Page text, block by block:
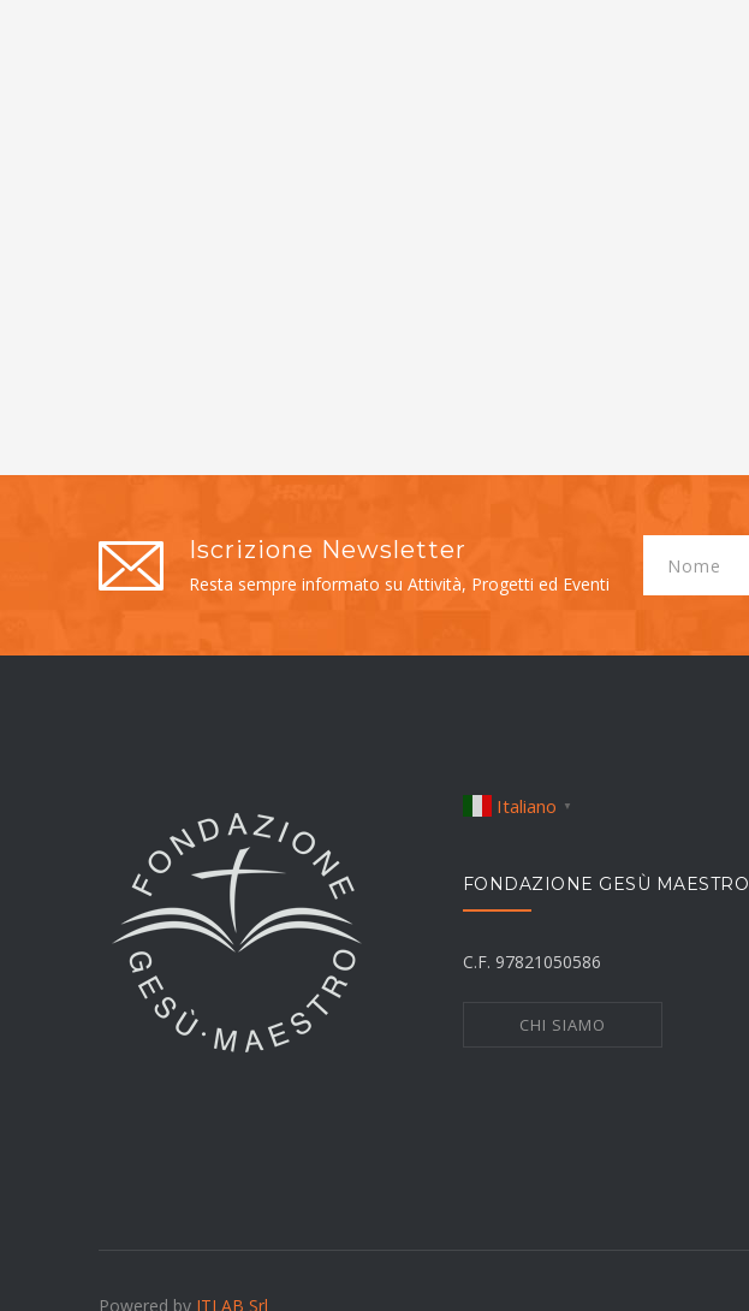
Iscrizione Newsletter
Resta sempre informato su Attività, Progetti ed Eventi
Italiano ▼
FONDAZIONE GESÙ MAESTRO
C.F. 97821050586
CHI SIAMO
Powered by ITLAB Srl